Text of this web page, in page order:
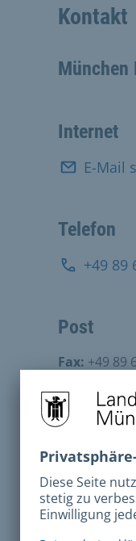
Kontakt
München
Internet
E-Mail
Telefon
+49 89
Post
Fax: +49 89
Adresse
81545